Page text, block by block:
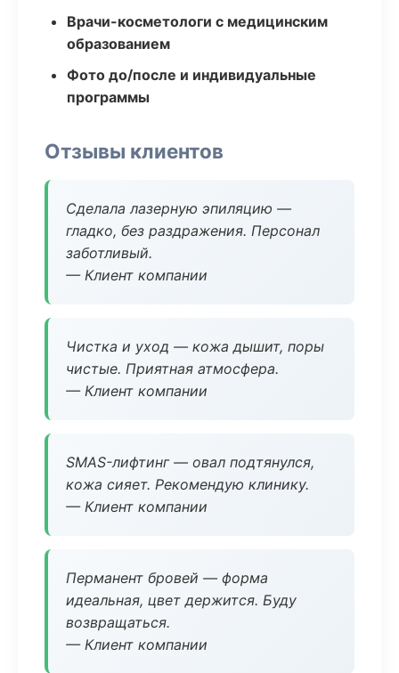
Врачи-косметологи с медицинским
образованием
Фото до/после и индивидуальные
программы
Отзывы клиентов
Сделала лазерную эпиляцию —
гладко, без раздражения. Персонал
заботливый.
— Клиент компании
Чистка и уход — кожа дышит, поры
чистые. Приятная атмосфера.
— Клиент компании
SMAS-лифтинг — овал подтянулся,
кожа сияет. Рекомендую клинику.
— Клиент компании
Перманент бровей — форма
идеальная, цвет держится. Буду
возвращаться.
— Клиент компании